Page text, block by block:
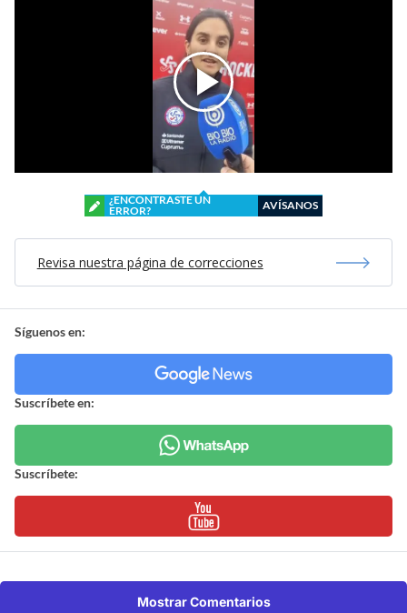
¿ENCONTRASTE UN
ERROR?
AVÍSANOS
Revisa nuestra página de correcciones
Síguenos en:
Suscríbete en:
Suscríbete:
Mostrar Comentarios